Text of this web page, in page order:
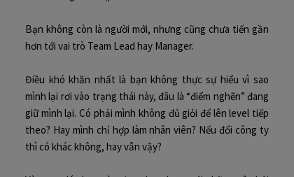
Bạn không còn là người mới, nhưng cũng chưa tiến gần
hơn tới vai trò Team Lead hay Manager.
Điều khó khăn nhất là bạn không thực sự hiểu vì sao
mình lại rơi vào trạng thái này, đâu là “điểm nghẽn” đang
giữ mình lại. Có phải mình không đủ giỏi để lên level tiếp
theo? Hay mình chỉ hợp làm nhân viên? Nếu đổi công ty
thì có khác không, hay vẫn vậy?